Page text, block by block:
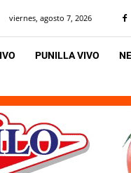
viernes, agosto 7, 2026
PUNILLA VIVO